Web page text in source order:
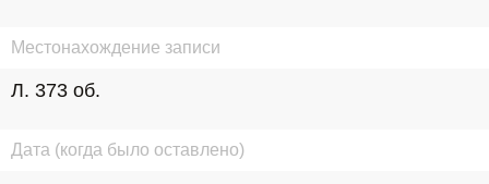
Местонахождение записи
Л. 373 об.
Дата (когда было оставлено)